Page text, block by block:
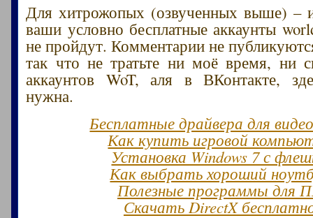
Для хитрожопых (озвученных выше) –
ваши условно бесплатные аккаунты
не пройдут. Комментарии не
так что не тратьте ни моё время, ни
аккаунтов WoT, аля в ВКонтакте,
нужна.
Бесплатные драйвера для
Как купить игровой
Установка Windows 7 с
Как выбрать хороший
Полезные программы для
Скачать DirectX